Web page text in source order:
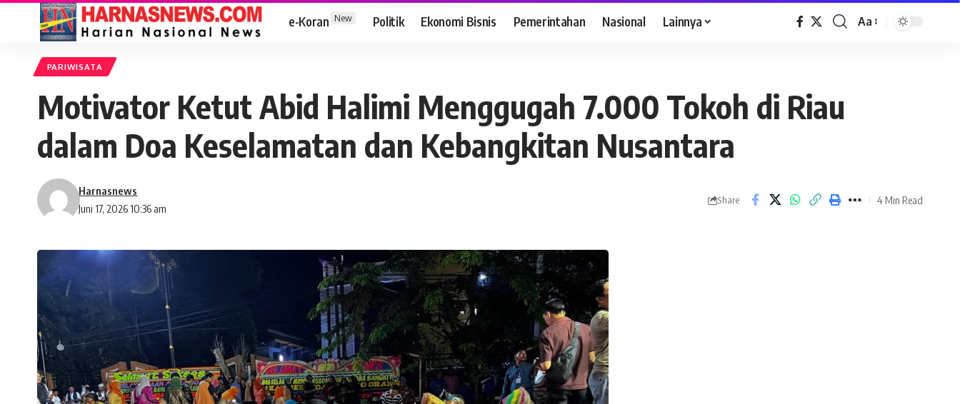
e-Koran New Politik Ekonomi Bisnis Pemerintahan Nasional Lainnya Aa
PARIWISATA
Motivator Ketut Abid Halimi Menggugah 7.000 Tokoh di Riau
dalam Doa Keselamatan dan Kebangkitan Nusantara
Juni 17, 2026 10:36 am
Harnasnews
Share 4 Min Read